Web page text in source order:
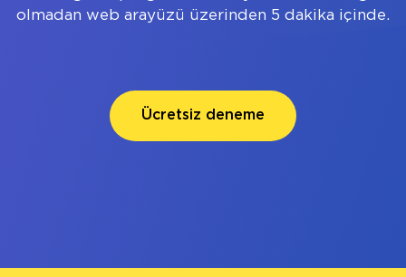
olmadan web arayüzü üzerinden 5 dakika içinde.
Ücretsiz deneme